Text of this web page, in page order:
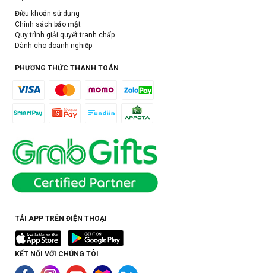
Điều khoản sử dụng
Chính sách bảo mật
Quy trình giải quyết tranh chấp
Dành cho doanh nghiệp
PHƯƠNG THỨC THANH TOÁN
TẢI APP TRÊN ĐIỆN THOẠI
KẾT NỐI VỚI CHÚNG TÔI